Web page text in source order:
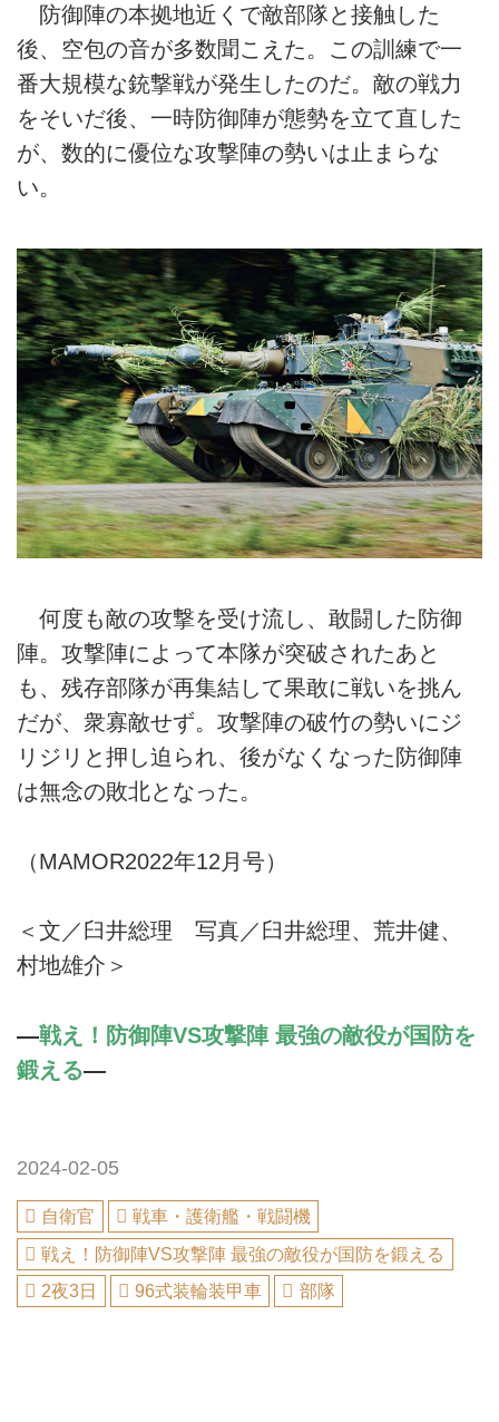
防御陣の本拠地近くで敵部隊と接触した
後、空包の音が多数聞こえた。この訓練で一
番大規模な銃撃戦が発生したのだ。敵の戦力
をそいだ後、一時防御陣が態勢を立て直した
が、数的に優位な攻撃陣の勢いは止まらな
い。
何度も敵の攻撃を受け流し、敢闘した防御
陣。攻撃陣によって本隊が突破されたあと
も、残存部隊が再集結して果敢に戦いを挑ん
だが、衆寡敵せず。攻撃陣の破竹の勢いにジ
リジリと押し迫られ、後がなくなった防御陣
は無念の敗北となった。
（MAMOR2022年12月号）
＜文／臼井総理 写真／臼井総理、荒井健、
村地雄介＞
—戦え！防御陣VS攻撃陣 最強の敵役が国防を
鍛える—
2024-02-05
自衛官
戦車・護衛艦・戦闘機
戦え！防御陣VS攻撃陣 最強の敵役が国防を鍛える
2夜3日
96式装輪装甲車 部隊